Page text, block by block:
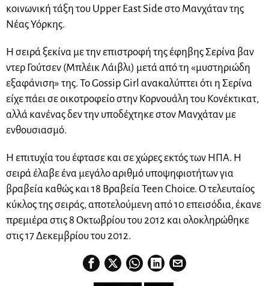
κοινωνική τάξη του Upper East Side στο Μανχάταν της
Νέας Υόρκης.
Η σειρά ξεκίνα με την επιστροφή της έφηβης Σερίνα βαν
ντερ Γούτσεν (Μπλέικ Λάιβλι) μετά από τη «μυστηριώδη
εξαφάνιση» της. To Gossip Girl ανακαλύπτει ότι η Σερίνα
είχε πάει σε οικοτροφείο στην Κορνουάλη του Κονέκτικατ,
αλλά κανένας δεν την υποδέχτηκε στον Μανχάταν με
ενθουσιασμό.
Η επιτυχία του έφτασε και σε χώρες εκτός των ΗΠΑ. Η
σειρά έλαβε ένα μεγάλο αριθμό υποψηφιοτήτων για
βραβεία καθώς και 18 Βραβεία Teen Choice. Ο τελευταίος
κύκλος της σειράς, αποτελούμενη από 10 επεισόδια, έκανε
πρεμιέρα στις 8 Οκτωβρίου του 2012 και ολοκληρώθηκε
στις 17 Δεκεμβρίου του 2012.